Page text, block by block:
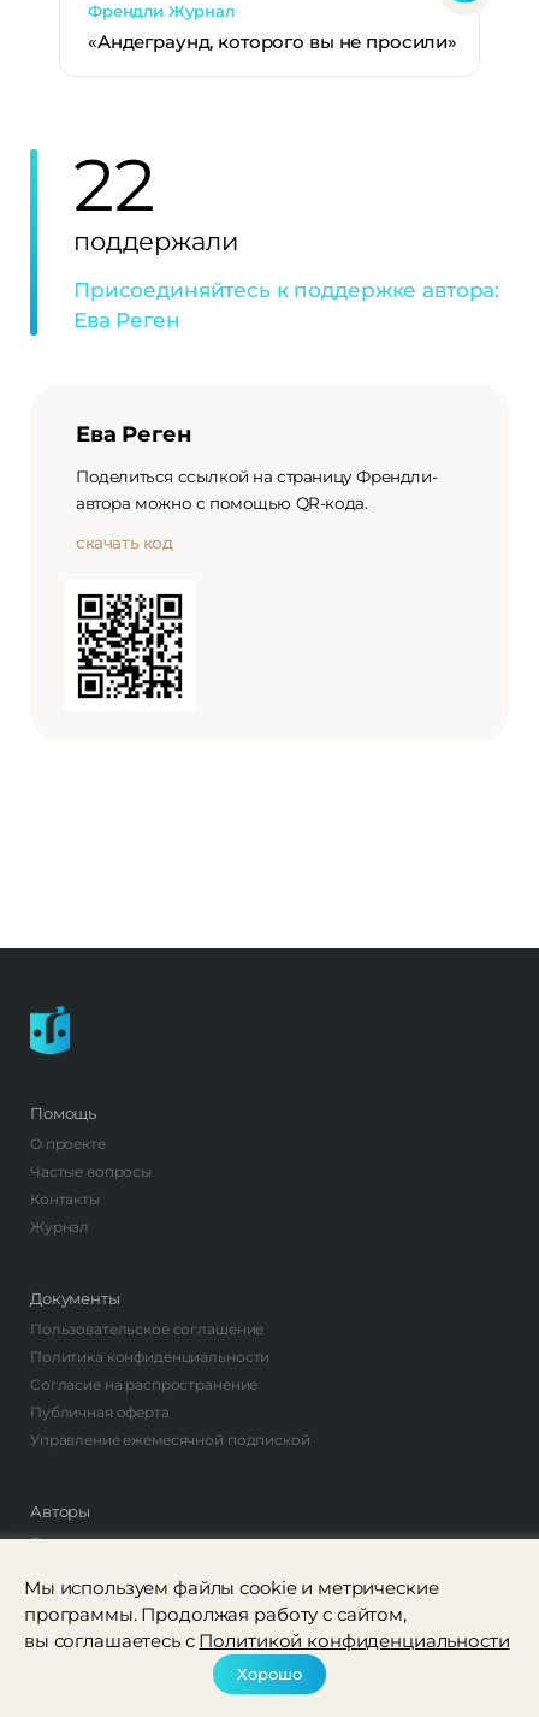
Френдли Журнал
«Андеграунд, которого вы не просили»
22
поддержали
Присоединяйтесь к поддержке автора:
Ева Реген
Ева Реген
Поделиться ссылкой на страницу Френдли-
автора можно с помощью QR-кода.
скачать код
Помощь
О проекте
Частые вопросы
Контакты
Журнал
Документы
Пользовательское соглашение
Политика конфиденциальности
Согласие на распространение
Публичная оферта
Управление ежемесячной подпиской
Авторы
Стать автором
Соцсети
Мы используем файлы cookie и метрические
программы. Продолжая работу с сайтом,
вы соглашаетесь с Политикой конфиденциальности
Хорошо